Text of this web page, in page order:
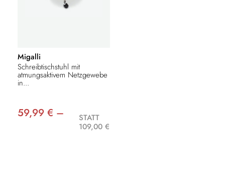
Migalli
Schreibtischstuhl mit
atmungsaktivem Netzgewebe
in...
59,99 € –
STATT
109,00 €